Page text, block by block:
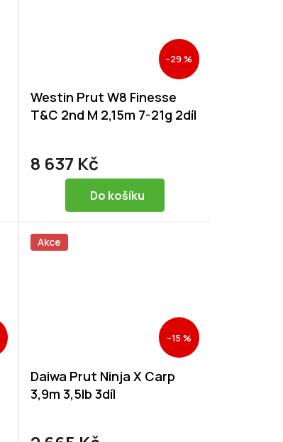
–29 %
Westin Prut W8 Finesse
T&C 2nd M 2,15m 7-21g 2díl
8 637 Kč
Do košíku
Akce
–15 %
Daiwa Prut Ninja X Carp
3,9m 3,5lb 3díl